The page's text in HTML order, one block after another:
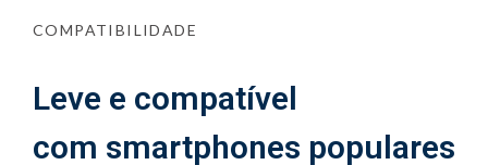
COMPATIBILIDADE
Leve e compatível
com smartphones populares